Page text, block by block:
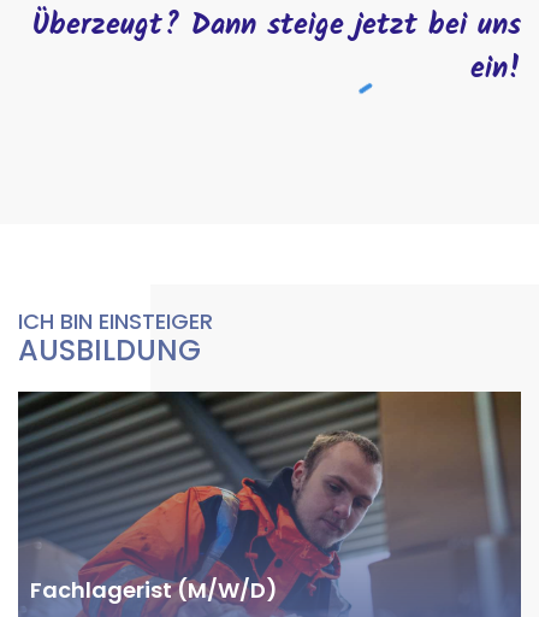
Überzeugt? Dann steige jetzt bei uns
ein!
ICH BIN EINSTEIGER
AUSBILDUNG
Fachlagerist (M/W/D)